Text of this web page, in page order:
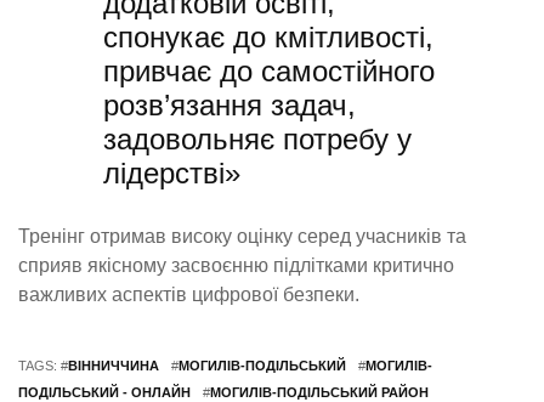
спонукає до кмітливості,
привчає до самостійного
розв’язання задач,
задовольняє потребу у
лідерстві»
Тренінг отримав високу оцінку серед учасників та
сприяв якісному засвоєнню підлітками критично
важливих аспектів цифрової безпеки.
TAGS: #ВІННИЧЧИНА #МОГИЛІВ-ПОДІЛЬСЬКИЙ #МОГИЛІВ-
ПОДІЛЬСЬКИЙ - ОНЛАЙН
#МОГИЛІВ-ПОДІЛЬСЬКИЙ РАЙОН